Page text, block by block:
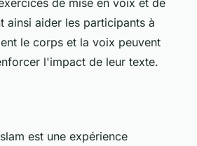
ainsi aider les participants à
le corps et la voix peuvent
l'impact de leur texte.
est une expérience